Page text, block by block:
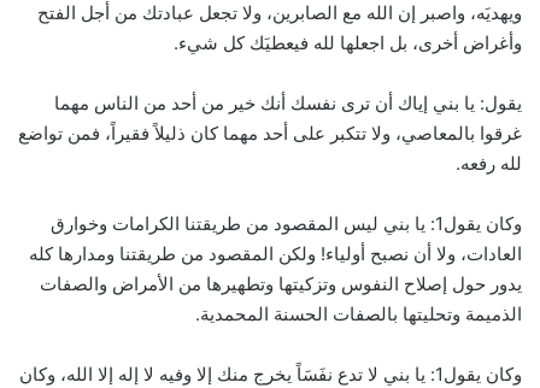
ويهديَه، واصبر إن الله مع الصابرين، ولا تجعل عبادتك من أجل الفتح
وأغراض أخرى، بل اجعلها لله فيعطيَك كل شيء.
يقول: يا بني إياك أن ترى نفسك أنك خير من أحد من الناس مهما
غرقوا بالمعاصي، ولا تتكبر على أحد مهما كان ذليلاً فقيراً، فمن تواضع
لله رفعه.
وكان يقول1: يا بني ليس المقصود من طريقتنا الكرامات وخوارق
العادات، ولا أن نصبح أولياء! ولكن المقصود من طريقتنا ومدارها كله
يدور حول إصلاح النفوس وتزكيتها وتطهيرها من الأمراض والصفات
الذميمة وتحليتها بالصفات الحسنة المحمدية.
وكان يقول1: يا بني لا تدع نفَسَاً يخرج منك إلا وفيه لا إله إلا الله، وكان